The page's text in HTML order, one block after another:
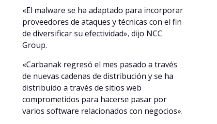
«El malware se ha adaptado para incorporar
proveedores de ataques y técnicas con el fin
de diversificar su efectividad», dijo NCC
Group.
«Carbanak regresó el mes pasado a través
de nuevas cadenas de distribución y se ha
distribuido a través de sitios web
comprometidos para hacerse pasar por
varios software relacionados con negocios».